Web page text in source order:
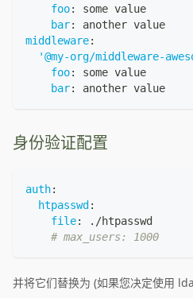
foo:
some value
bar:
another value
middleware:
'@my-org/middleware-
foo:
some value
bar: another value
身份验证配置
auth:
htpasswd :
file:
./htpasswd
# max_users: 1000
并将它们替换为 (如果您决定使用